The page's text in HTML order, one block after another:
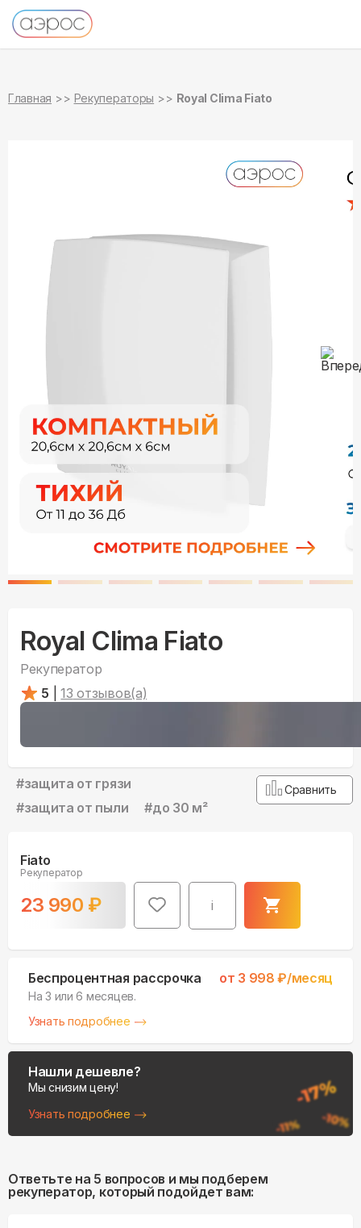
Главная Рекуператоры Royal Clima Fiato
Royal Clima Fiato
Рекуператор
5
13 отзывов(а)
#защита от грязи
#защита от пыли #до 30 м²
Сравнить
Fiato
Рекуператор
23 990 ₽ i
в наличии
Беспроцентная рассрочка от 3 998 ₽/месяц
На 3 или 6 месяцев.
Узнать подробнее
Нашли дешевле?
Мы снизим цену!
Узнать подробнее
Ответьте на 5 вопросов и мы подберем
рекуператор, который подойдет вам: